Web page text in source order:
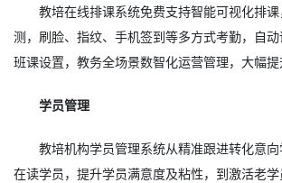
教培在线排课系统免费支持智能可视化排
测，刷脸、指纹、手机签到等多方式考勤，自
班课设置，教务全场景数智化运营管理，大幅提
学员管理
教培机构学员管理系统从精准跟进转化意
在读学员，提升学员满意度及粘性，到激活老